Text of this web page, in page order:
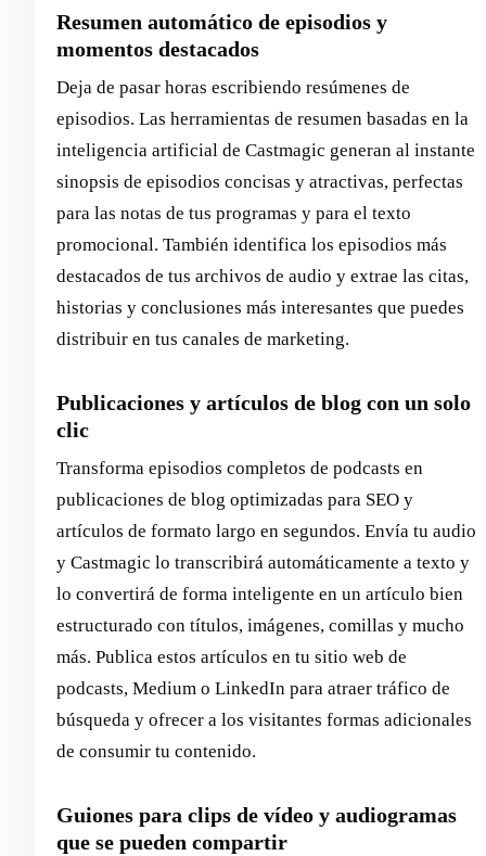
Resumen automático de episodios y
momentos destacados
Deja de pasar horas escribiendo resúmenes de
episodios. Las herramientas de resumen basadas en la
inteligencia artificial de Castmagic generan al instante
sinopsis de episodios concisas y atractivas, perfectas
para las notas de tus programas y para el texto
promocional. También identifica los episodios más
destacados de tus archivos de audio y extrae las citas,
historias y conclusiones más interesantes que puedes
distribuir en tus canales de marketing.
Publicaciones y artículos de blog con un solo
clic
Transforma episodios completos de podcasts en
publicaciones de blog optimizadas para SEO y
artículos de formato largo en segundos. Envía tu audio
y Castmagic lo transcribirá automáticamente a texto y
lo convertirá de forma inteligente en un artículo bien
estructurado con títulos, imágenes, comillas y mucho
más. Publica estos artículos en tu sitio web de
podcasts, Medium o LinkedIn para atraer tráfico de
búsqueda y ofrecer a los visitantes formas adicionales
de consumir tu contenido.
Guiones para clips de vídeo y audiogramas
que se pueden compartir